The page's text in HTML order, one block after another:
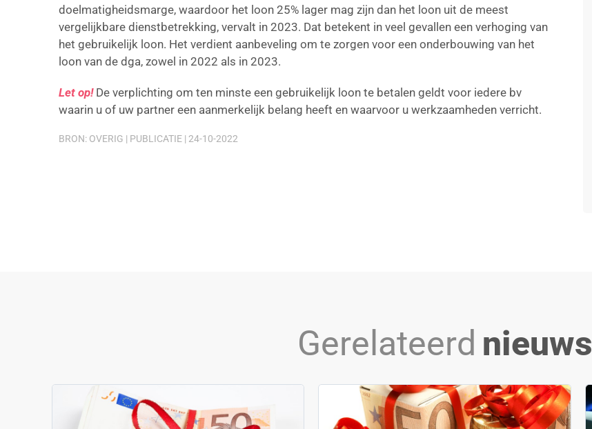
doelmatigheidsmarge, waardoor het loon 25% lager mag zijn dan het loon uit de meest
vergelijkbare dienstbetrekking, vervalt in 2023. Dat betekent in veel gevallen een verhoging van
het gebruikelijk loon. Het verdient aanbeveling om te zorgen voor een onderbouwing van het
loon van de dga, zowel in 2022 als in 2023.
Let op! De verplichting om ten minste een gebruikelijk loon te betalen geldt voor iedere bv
waarin u of uw partner een aanmerkelijk belang heeft en waarvoor u werkzaamheden verricht.
BRON: OVERIG | PUBLICATIE | 24-10-2022
Gerelateerd nieuws